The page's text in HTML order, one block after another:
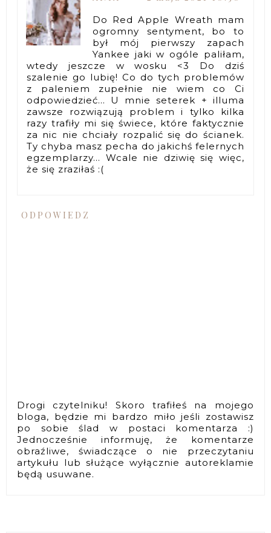
Do Red Apple Wreath mam
ogromny sentyment, bo to
był mój pierwszy zapach
Yankee jaki w ogóle paliłam,
wtedy jeszcze w wosku <3 Do dziś
szalenie go lubię! Co do tych problemów
z paleniem zupełnie nie wiem co Ci
odpowiedzieć... U mnie seterek + illuma
zawsze rozwiązują problem i tylko kilka
razy trafiły mi się świece, które faktycznie
za nic nie chciały rozpalić się do ścianek.
Ty chyba masz pecha do jakichś felernych
egzemplarzy... Wcale nie dziwię się więc,
że się zraziłaś :(
ODPOWIEDZ
Drogi czytelniku! Skoro trafiłeś na mojego
bloga, będzie mi bardzo miło jeśli zostawisz
po sobie ślad w postaci komentarza :)
Jednocześnie informuję, że komentarze
obraźliwe, świadczące o nie przeczytaniu
artykułu lub służące wyłącznie autoreklamie
będą usuwane.